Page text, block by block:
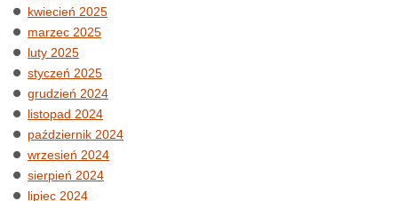
kwiecień 2025
marzec 2025
luty 2025
styczeń 2025
grudzień 2024
listopad 2024
październik 2024
wrzesień 2024
sierpień 2024
lipiec 2024